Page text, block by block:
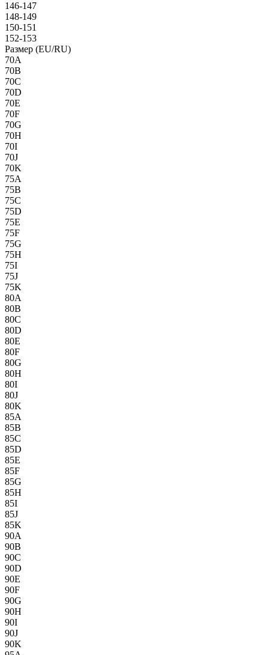
146-147
148-149
150-151
152-153
Размер (EU/RU)
70A
70B
70C
70D
70E
70F
70G
70H
70I
70J
70K
75A
75B
75C
75D
75E
75F
75G
75H
75I
75J
75K
80A
80B
80C
80D
80E
80F
80G
80H
80I
80J
80K
85A
85B
85C
85D
85E
85F
85G
85H
85I
85J
85K
90A
90B
90C
90D
90E
90F
90G
90H
90I
90J
90K